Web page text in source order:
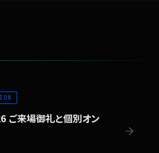
ご来場御礼と個別オン